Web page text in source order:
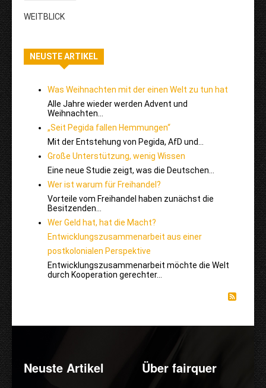
WEITBLICK
NEUSTE ARTIKEL
Was Weihnachten mit der einen Welt zu tun hat
Alle Jahre wieder werden Advent und
Weihnachten…
„Seit Pegida fallen Hemmungen“
Mit der Entstehung von Pegida, AfD und…
Große Unterstützung, wenig Wissen
Eine neue Studie zeigt, was die Deutschen…
Wer ist warum für Freihandel?
Vorteile vom Freihandel haben zunächst die
Besitzenden…
Wer Geld hat, hat die Macht?
Entwicklungszusammenarbeit aus einer
postkolonialen Perspektive
Entwicklungszusammenarbeit möchte die Welt
durch Kooperation gerechter…
Neuste Artikel Über fairquer